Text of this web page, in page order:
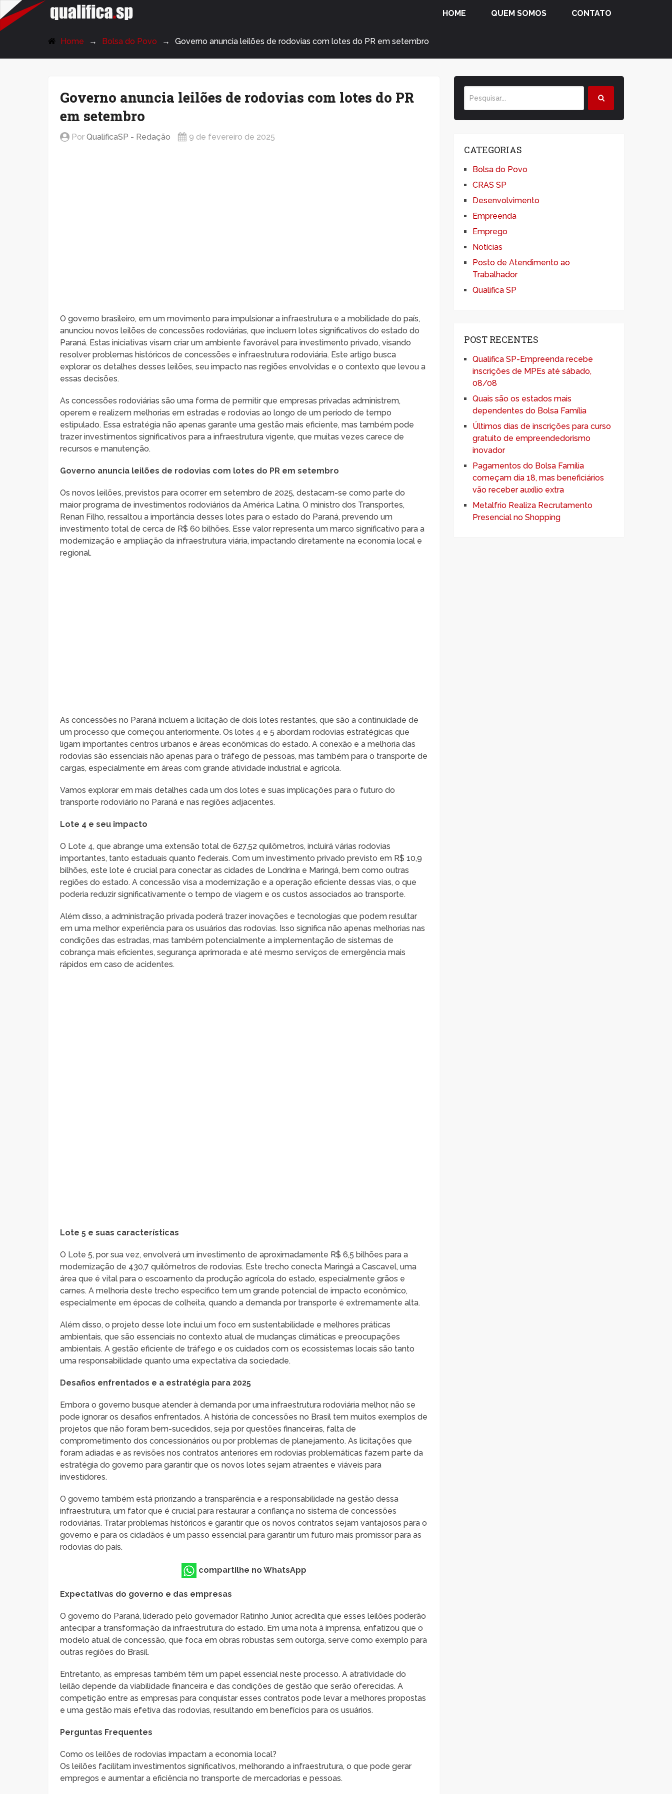
QualificaSP.com HOME QUEM SOMOS CONTATO
Home Bolsa do Povo Governo anuncia leilões de rodovias com lotes do PR em setembro
Governo anuncia leilões de rodovias com lotes do PR
em setembro
PorQualificaSP - Redação 9 de fevereiro de 2025
O governo brasileiro, em um movimento para impulsionar a infraestrutura e a mobilidade do país,
anunciou novos leilões de concessões rodoviárias, que incluem lotes significativos do estado do
Paraná. Estas iniciativas visam criar um ambiente favorável para investimento privado, visando
resolver problemas históricos de concessões e infraestrutura rodoviária. Este artigo busca
explorar os detalhes desses leilões, seu impacto nas regiões envolvidas e o contexto que levou a
essas decisões.
As concessões rodoviárias são uma forma de permitir que empresas privadas administrem,
operem e realizem melhorias em estradas e rodovias ao longo de um período de tempo
estipulado. Essa estratégia não apenas garante uma gestão mais eficiente, mas também pode
trazer investimentos significativos para a infraestrutura vigente, que muitas vezes carece de
recursos e manutenção.
Governo anuncia leilões de rodovias com lotes do PR em setembro
Os novos leilões, previstos para ocorrer em setembro de 2025, destacam-se como parte do
maior programa de investimentos rodoviários da América Latina. O ministro dos Transportes,
Renan Filho, ressaltou a importância desses lotes para o estado do Paraná, prevendo um
investimento total de cerca de R$ 60 bilhões. Esse valor representa um marco significativo para a
modernização e ampliação da infraestrutura viária, impactando diretamente na economia local e
regional.
As concessões no Paraná incluem a licitação de dois lotes restantes, que são a continuidade de
um processo que começou anteriormente. Os lotes 4 e 5 abordam rodovias estratégicas que
ligam importantes centros urbanos e áreas econômicas do estado. A conexão e a melhoria das
rodovias são essenciais não apenas para o tráfego de pessoas, mas também para o transporte de
cargas, especialmente em áreas com grande atividade industrial e agrícola.
Vamos explorar em mais detalhes cada um dos lotes e suas implicações para o futuro do
transporte rodoviário no Paraná e nas regiões adjacentes.
Lote 4 e seu impacto
O Lote 4, que abrange uma extensão total de 627,52 quilômetros, incluirá várias rodovias
importantes, tanto estaduais quanto federais. Com um investimento privado previsto em R$ 10,9
bilhões, este lote é crucial para conectar as cidades de Londrina e Maringá, bem como outras
regiões do estado. A concessão visa a modernização e a operação eficiente dessas vias, o que
poderia reduzir significativamente o tempo de viagem e os custos associados ao transporte.
Além disso, a administração privada poderá trazer inovações e tecnologias que podem resultar
em uma melhor experiência para os usuários das rodovias. Isso significa não apenas melhorias nas
condições das estradas, mas também potencialmente a implementação de sistemas de
cobrança mais eficientes, segurança aprimorada e até mesmo serviços de emergência mais
rápidos em caso de acidentes.
Lote 5 e suas características
O Lote 5, por sua vez, envolverá um investimento de aproximadamente R$ 6,5 bilhões para a
modernização de 430,7 quilômetros de rodovias. Este trecho conecta Maringá a Cascavel, uma
área que é vital para o escoamento da produção agrícola do estado, especialmente grãos e
carnes. A melhoria deste trecho específico tem um grande potencial de impacto econômico,
especialmente em épocas de colheita, quando a demanda por transporte é extremamente alta.
Além disso, o projeto desse lote inclui um foco em sustentabilidade e melhores práticas
ambientais, que são essenciais no contexto atual de mudanças climáticas e preocupações
ambientais. A gestão eficiente de tráfego e os cuidados com os ecossistemas locais são tanto
uma responsabilidade quanto uma expectativa da sociedade.
Desafios enfrentados e a estratégia para 2025
Embora o governo busque atender à demanda por uma infraestrutura rodoviária melhor, não se
pode ignorar os desafios enfrentados. A história de concessões no Brasil tem muitos exemplos de
projetos que não foram bem-sucedidos, seja por questões financeiras, falta de
comprometimento dos concessionários ou por problemas de planejamento. As licitações que
foram adiadas e as revisões nos contratos anteriores em rodovias problemáticas fazem parte da
estratégia do governo para garantir que os novos lotes sejam atraentes e viáveis para
investidores.
O governo também está priorizando a transparência e a responsabilidade na gestão dessa
infraestrutura, um fator que é crucial para restaurar a confiança no sistema de concessões
rodoviárias. Tratar problemas históricos e garantir que os novos contratos sejam vantajosos para o
governo e para os cidadãos é um passo essencial para garantir um futuro mais promissor para as
rodovias do país.
compartilhe no WhatsApp
Expectativas do governo e das empresas
O governo do Paraná, liderado pelo governador Ratinho Junior, acredita que esses leilões poderão
antecipar a transformação da infraestrutura do estado. Em uma nota à imprensa, enfatizou que o
modelo atual de concessão, que foca em obras robustas sem outorga, serve como exemplo para
outras regiões do Brasil.
Entretanto, as empresas também têm um papel essencial neste processo. A atratividade do
leilão depende da viabilidade financeira e das condições de gestão que serão oferecidas. A
competição entre as empresas para conquistar esses contratos pode levar a melhores propostas
e uma gestão mais efetiva das rodovias, resultando em benefícios para os usuários.
Perguntas Frequentes
Como os leilões de rodovias impactam a economia local?
Os leilões facilitam investimentos significativos, melhorando a infraestrutura, o que pode gerar
empregos e aumentar a eficiência no transporte de mercadorias e pessoas.
CATEGORIAS
Bolsa do Povo
CRAS SP
Desenvolvimento
Empreenda
Emprego
Notícias
Posto de Atendimento ao
Trabalhador
Qualifica SP
POST RECENTES
Qualifica SP-Empreenda recebe
inscrições de MPEs até sábado,
08/08
Quais são os estados mais
dependentes do Bolsa Família
Últimos dias de inscrições para curso
gratuito de empreendedorismo
inovador
Pagamentos do Bolsa Família
começam dia 18, mas beneficiários
vão receber auxílio extra
Metalfrio Realiza Recrutamento
Presencial no Shopping